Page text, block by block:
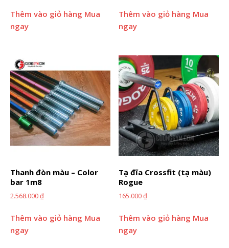
Thêm vào giỏ hàng Mua
ngay
Thêm vào giỏ hàng Mua
ngay
Thanh đòn màu – Color
bar 1m8
2.568.000₫
Thêm vào giỏ hàng Mua
ngay
Tạ đĩa Crossfit (tạ màu)
Rogue
165.000₫
Thêm vào giỏ hàng Mua
ngay